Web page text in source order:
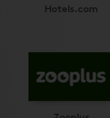
Hotels.com